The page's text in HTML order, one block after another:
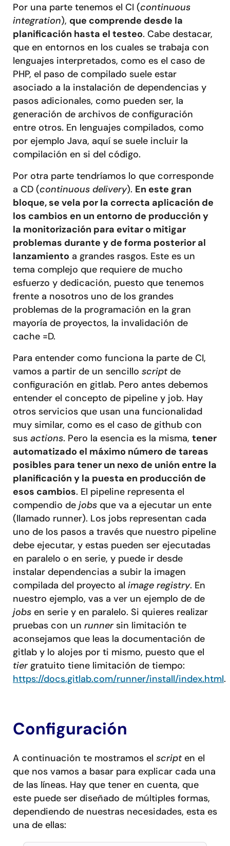
Por una parte tenemos el CI (continuous
integration), que comprende desde la
planificación hasta el testeo. Cabe destacar,
que en entornos en los cuales se trabaja con
lenguajes interpretados, como es el caso de
PHP, el paso de compilado suele estar
asociado a la instalación de dependencias y
pasos adicionales, como pueden ser, la
generación de archivos de configuración
entre otros. En lenguajes compilados, como
por ejemplo Java, aquí se suele incluir la
compilación en si del código.
Por otra parte tendríamos lo que corresponde
a CD (continuous delivery). En este gran
bloque, se vela por la correcta aplicación de
los cambios en un entorno de producción y
la monitorización para evitar o mitigar
problemas durante y de forma posterior al
lanzamiento a grandes rasgos. Este es un
tema complejo que requiere de mucho
esfuerzo y dedicación, puesto que tenemos
frente a nosotros uno de los grandes
problemas de la programación en la gran
mayoría de proyectos, la invalidación de
cache =D.
Para entender como funciona la parte de CI,
vamos a partir de un sencillo scriptde
configuración en gitlab. Pero antes debemos
entender el concepto de pipeline y job. Hay
otros servicios que usan una funcionalidad
muy similar, como es el caso de github con
sus actions. Pero la esencia es la misma, tener
automatizado el máximo número de tareas
posibles para tener un nexo de unión entre la
planificación y la puesta en producción de
esos cambios. El pipeline representa el
compendio de jobs que va a ejecutar un ente
(llamado runner). Los jobs representan cada
uno de los pasos a través que nuestro pipeline
debe ejecutar, y estas pueden ser ejecutadas
en paralelo o en serie, y puede ir desde
instalar dependencias a subir la imagen
compilada del proyecto al image registry. En
nuestro ejemplo, vas a ver un ejemplo de de
jobs en serie y en paralelo. Si quieres realizar
pruebas con un runnersin limitación te
aconsejamos que leas la documentación de
gitlab y lo alojes por ti mismo, puesto que el
tiergratuito tiene limitación de tiempo:
https://docs.gitlab.com/runner/install/index.html.
Configuración
A continuación te mostramos el scripten el
que nos vamos a basar para explicar cada una
de las líneas. Hay que tener en cuenta, que
este puede ser diseñado de múltiples formas,
dependiendo de nuestras necesidades, esta es
una de ellas: